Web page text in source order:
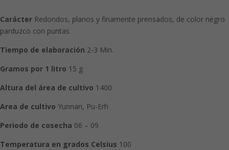
Carácter Redondos, planos y finamente prensados, de color negro
parduzco con puntas
Tiempo de elaboración 2-3 Min.
Gramos por 1 litro 15 g
Altura del área de cultivo 1400
Area de cultivo Yunnan, Pu-Erh
Periodo de cosecha 06 – 09
Temperatura en grados Celsius 100